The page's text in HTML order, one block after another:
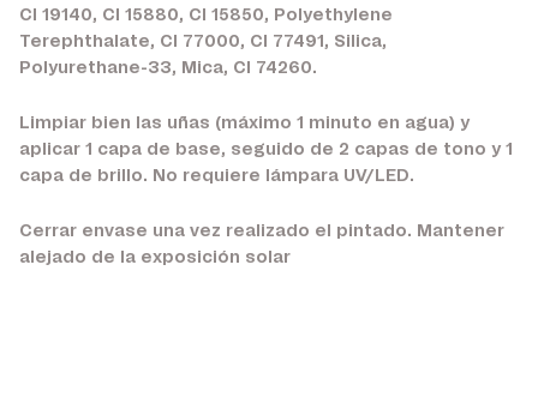
CI 19140, CI 15880, CI 15850, Polyethylene
Terephthalate, CI 77000, CI 77491, Silica,
Polyurethane-33, Mica, CI 74260.
Limpiar bien las uñas (máximo 1 minuto en agua) y
aplicar 1 capa de base, seguido de 2 capas de tono y 1
capa de brillo. No requiere lámpara UV/LED.
Cerrar envase una vez realizado el pintado. Mantener
alejado de la exposición solar